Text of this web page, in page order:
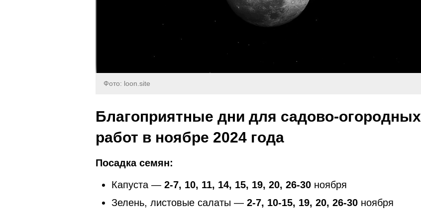
Фото: loon.site
Благоприятные дни для садово-огородных
работ в ноябре 2024 года
Посадка семян:
Капуста — 2-7, 10, 11, 14, 15, 19, 20, 26-30 ноября
Зелень, листовые салаты — 2-7, 10-15, 19, 20, 26-30 ноября